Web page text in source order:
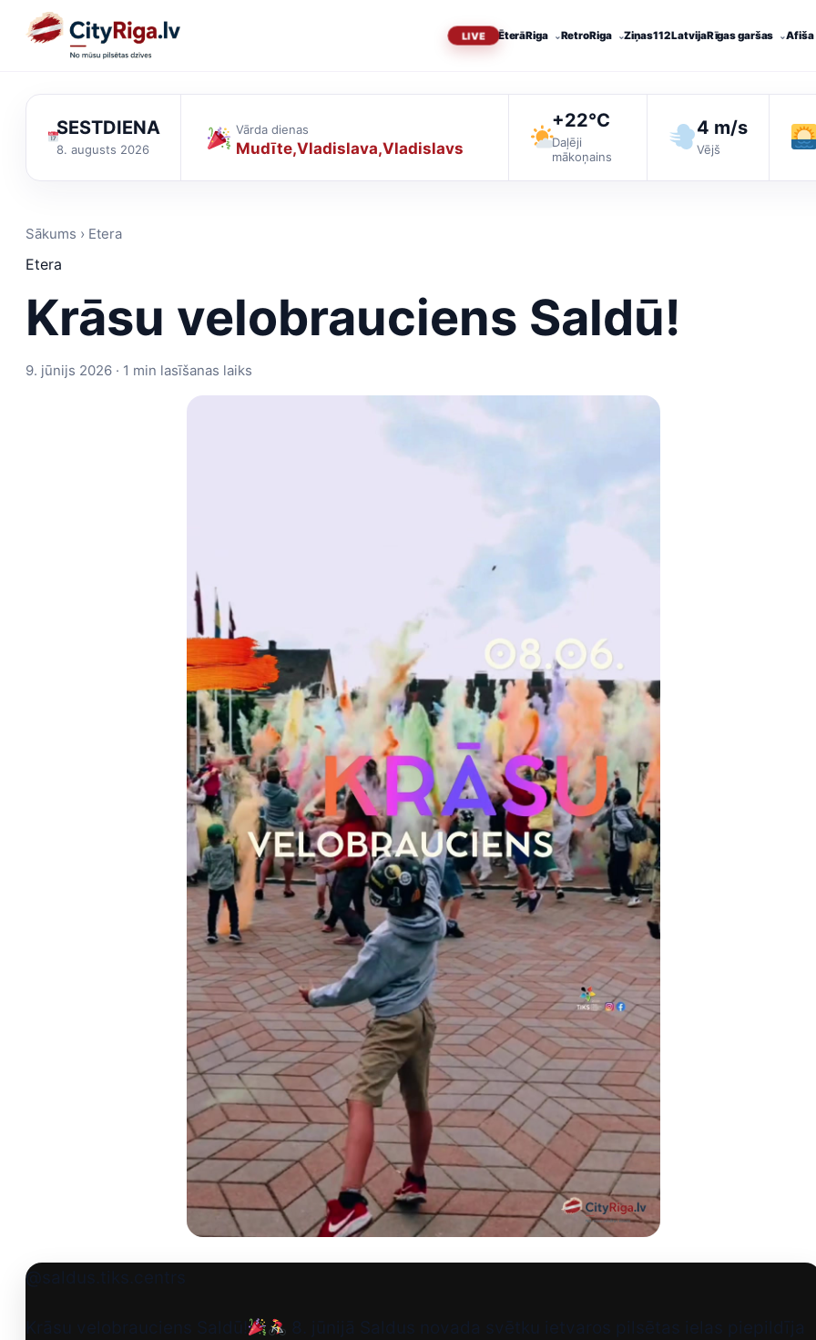
ĒterāRiga RetroRiga Ziņas112 LatvijaRīgas garšas Afiša
SESTDIENA
8. augusts 2026
Vārda dienas
Mudīte Vladislava Vladislavs
+22°C
Daļēji
mākoņains
4 m/s
Vējš
Sākums › Etera
Etera
Krāsu velobrauciens Saldū!
9. jūnijs 2026 · 1 min lasīšanas laiks
@saldus.tiks.centrs
Krāsu velobrauciens Saldū!
8. jūnijā Saldus novada svētku ietvaros pilsētas ielas piepildīja